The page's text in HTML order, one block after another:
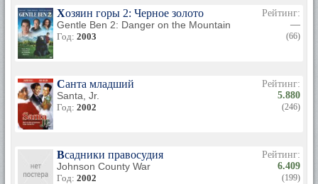
Хозяин горы 2: Черное золото
Gentle Ben 2: Danger on the Mountain
Год: 2003
Рейтинг:
—
(66)
Санта младший
Santa, Jr.
Год: 2002
Рейтинг:
5.880
(246)
Всадники правосудия
Johnson County War
Год: 2002
Рейтинг:
6.409
(199)